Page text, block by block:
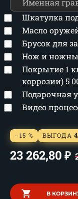
Шкатулка
Масло
Брусок для
Нож и ножны
Покрытие 1
коррозии)5
Подарочная
Видео
- 15 % ВЫГОДА
23 262,80 ₽
В